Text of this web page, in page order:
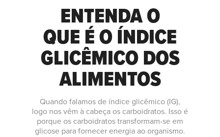
ENTENDA O
QUE É O ÍNDICE
GLICÊMICO DOS
ALIMENTOS
Quando falamos de índice glicêmico (IG),
logo nos vêm à cabeça os carboidratos. Isso é
porque os carboidratos transformam-se em
glicose para fornecer energia ao organismo.